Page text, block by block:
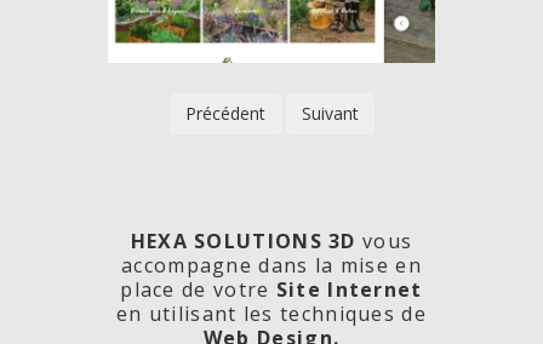
Précédent Suivant
HEXA SOLUTIONS 3D vous
accompagne dans la mise en
place de votre Site Internet
en utilisant les techniques de
Web Design.